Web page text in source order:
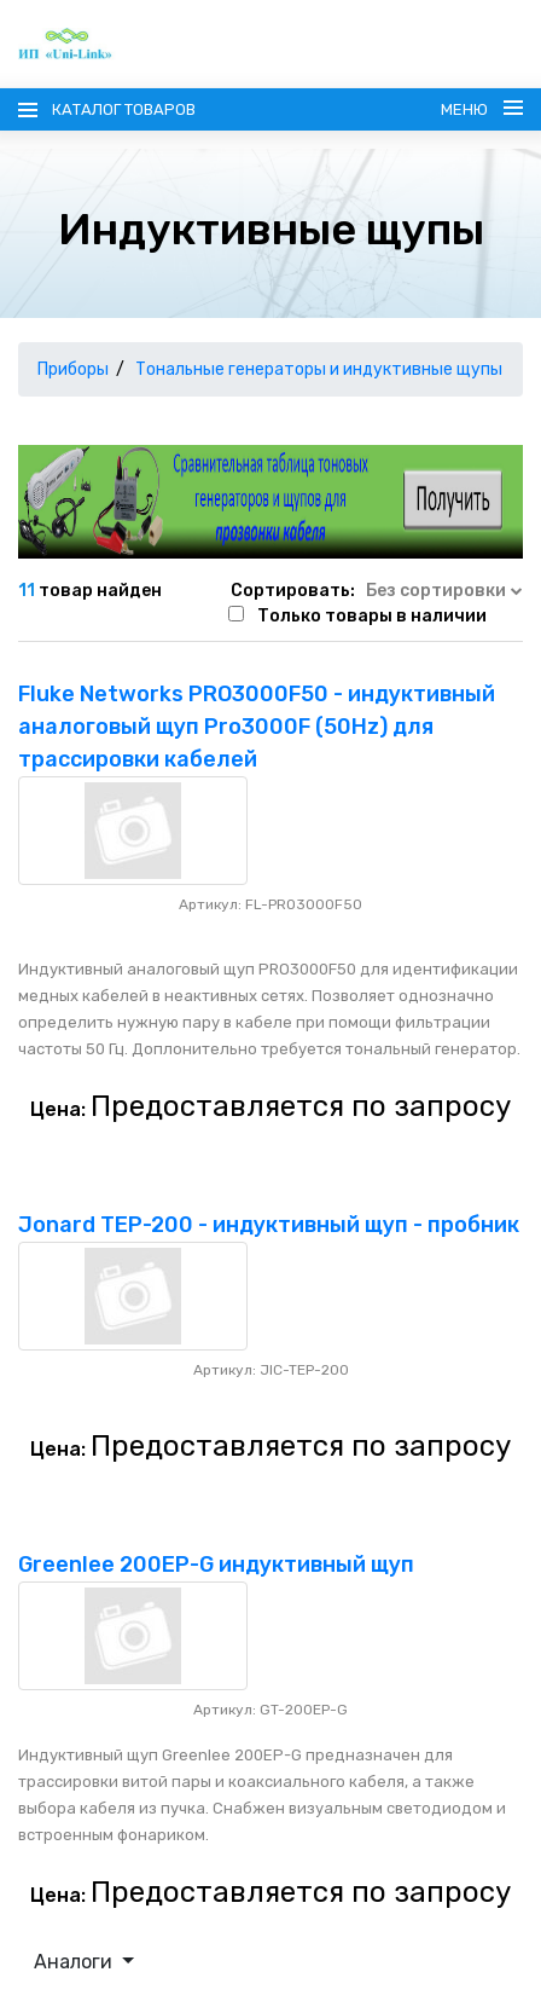
КАТАЛОГ ТОВАРОВ МЕНЮ
О КОМПАНИИ
НАШИ ПОСТАВЩИКИ
НАШИ ПОКУПАТЕЛИ
НАШИ СЕРТИФИКАТЫ
КОНТАКТЫ
+7 771 113 7307 manager@uni-link.kz
Индуктивные щупы
Приборы Тональные генераторы и индуктивные щупы
11 товар найден Сортировать:
Без сортировки
Только товары в наличии
Fluke Networks PRO3000F50 - индуктивный
аналоговый щуп Pro3000F (50Hz) для
трассировки кабелей
Артикул: FL-PRO3000F50
Индуктивный аналоговый щуп PRO3000F50 для идентификации
медных кабелей в неактивных сетях. Позволяет однозначно
определить нужную пару в кабеле при помощи фильтрации
частоты 50 Гц. Доплонительно требуется тональный генератор.
Цена: Предоставляется по запросу
Jonard TEP-200 - индуктивный щуп - пробник
Артикул: JIC-TEP-200
Цена: Предоставляется по запросу
Greenlee 200EP-G индуктивный щуп
Артикул: GT-200EP-G
Индуктивный щуп Greenlee 200EP-G предназначен для
трассировки витой пары и коаксиального кабеля, а также
выбора кабеля из пучка. Снабжен визуальным светодиодом и
встроенным фонариком.
Цена: Предоставляется по запросу
Аналоги